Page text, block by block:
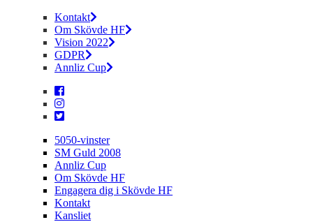
Kontakt
Om Skövde HF
Vision 2022
GDPR
Annliz Cup
5050-vinster
SM Guld 2008
Annliz Cup
Om Skövde HF
Engagera dig i Skövde HF
Kontakt
Kansliet